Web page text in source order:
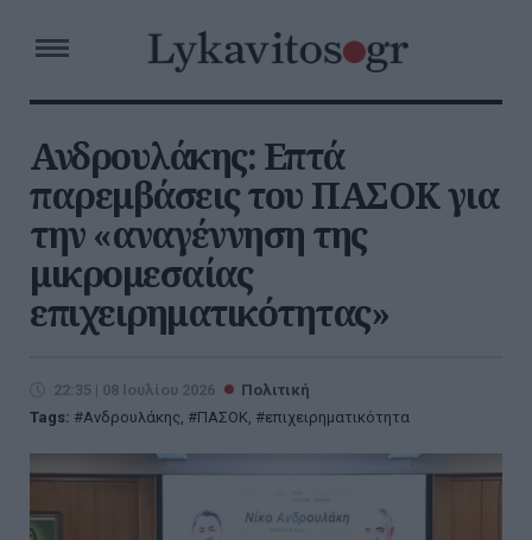
Ανδρουλάκης: Επτά
παρεμβάσεις του ΠΑΣΟΚ για
την «αναγέννηση της
μικρομεσαίας
επιχειρηματικότητας»
22:35 | 08 Ιουλίου 2026
Πολιτική
Tags:
Ανδρουλάκης, ΠΑΣΟΚ, επιχειρηματικότητα